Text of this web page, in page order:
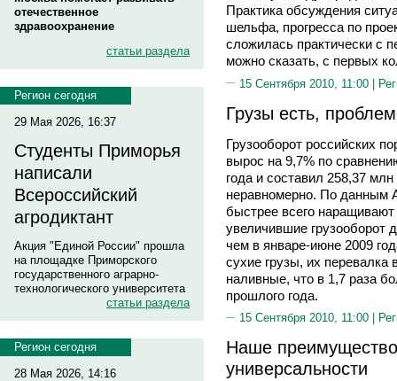
отечественное
здравоохранение
статьи раздела
Регион сегодня
29 Мая 2026, 16:37
Студенты Приморья
написали
Всероссийский
агродиктант
Акция "Единой России" прошла
на площадке Приморского
государственного аграрно-
технологического университета
статьи раздела
Регион сегодня
28 Мая 2026, 14:16
Практика обсуждения
шельфа, прогресса по
сложилась практически с
можно сказать, с первых
15 Сентября 2010, 11:00 |
Грузы есть,
Грузооборот российских
вырос на 9,7% по
года и составил 258,37
неравномерно. По данным
быстрее всего
увеличившие грузооборот
чем в январе-июне 2009
сухие грузы, их
наливные, что в 1,7 раза
прошлого года.
15 Сентября 2010, 11:00 |
Наше
универсальности